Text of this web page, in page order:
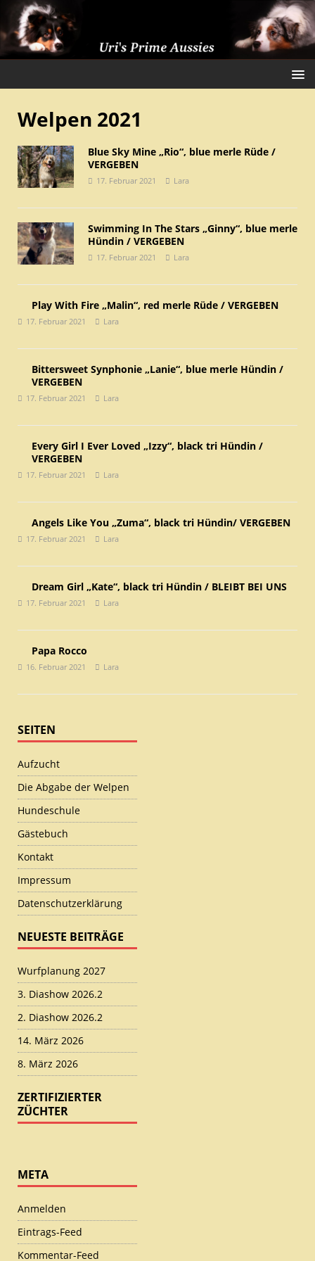
Welpen 2021
Blue Sky Mine „Rio“, blue merle Rüde /
VERGEBEN
17. Februar 2021 Lara
Swimming In The Stars „Ginny“, blue merle
Hündin / VERGEBEN
17. Februar 2021 Lara
Play With Fire „Malin“, red merle Rüde / VERGEBEN
17. Februar 2021 Lara
Bittersweet Synphonie „Lanie“, blue merle Hündin /
VERGEBEN
17. Februar 2021 Lara
Every Girl I Ever Loved „Izzy“, black tri Hündin /
VERGEBEN
17. Februar 2021 Lara
Angels Like You „Zuma“, black tri Hündin/ VERGEBEN
17. Februar 2021 Lara
Dream Girl „Kate“, black tri Hündin / BLEIBT BEI UNS
17. Februar 2021 Lara
Papa Rocco
16. Februar 2021 Lara
SEITEN
Aufzucht
Die Abgabe der Welpen
Hundeschule
Gästebuch
Kontakt
Impressum
Datenschutzerklärung
NEUESTE BEITRÄGE
Wurfplanung 2027
3. Diashow 2026.2
2. Diashow 2026.2
14. März 2026
8. März 2026
ZERTIFIZIERTER
ZÜCHTER
META
Anmelden
Eintrags-Feed
Kommentar-Feed